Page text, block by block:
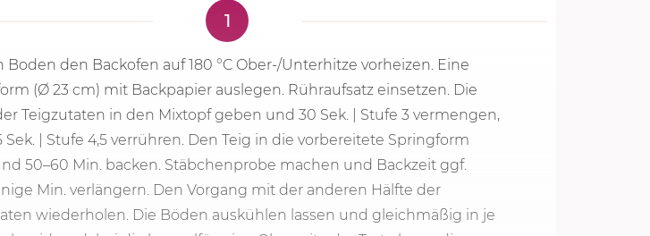
1
Boden den Backofen auf180 °C Ober-/Unterhitze vorheizen. Eine
(Ø 23 cm) mit Backpapier auslegen. Rühraufsatz einsetzen. Die
Teigzutaten in den Mixtopf geben und 30 Sek. Stufe 3 vermengen,
Sek. | Stufe 4,5 verrühren. Den Teig in die vorbereitete Springform
50–60 Min. backen. Stäbchenprobe machen und Backzeit ggf.
Min. verlängern. Den Vorgang mit der anderen Hälfte der
wiederholen. Die Böden auskühlen lassen und gleichmäßig in je